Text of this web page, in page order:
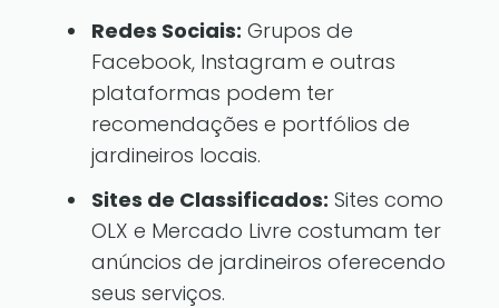
Redes Sociais: Grupos de
Facebook, Instagram e outras
plataformas podem ter
recomendações e portfólios de
jardineiros locais.
Sites de Classificados: Sites como
OLX e Mercado Livre costumam ter
anúncios de jardineiros oferecendo
seus serviços.